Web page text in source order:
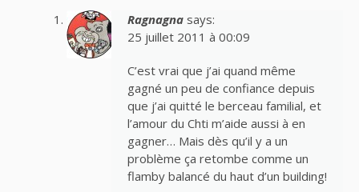
Ragnagna says:
25 juillet 2011 à 00:09
C’est vrai que j’ai quand même
gagné un peu de confiance depuis
que j’ai quitté le berceau familial, et
l’amour du Chti m’aide aussi à en
gagner… Mais dès qu’il y a un
problème ça retombe comme un
flamby balancé du haut d’un building!